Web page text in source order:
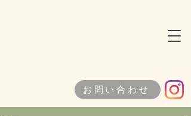
お問い合わせ